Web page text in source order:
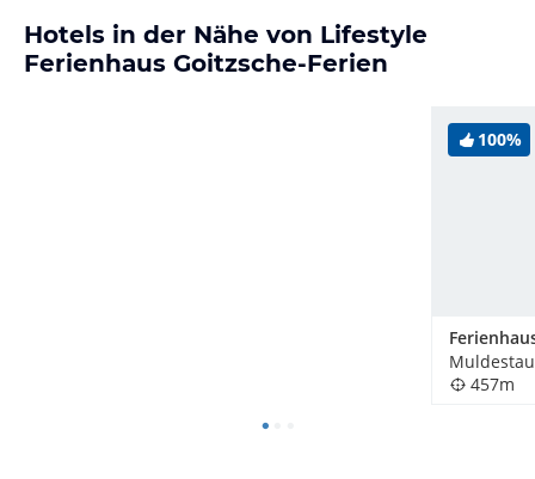
Hotels in der Nähe von Lifestyle
Ferienhaus Goitzsche-Ferien
100%
457m